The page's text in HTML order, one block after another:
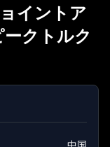
イントア
クトルク